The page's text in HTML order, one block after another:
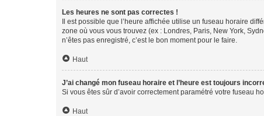
Les heures ne sont pas correctes !
Il est possible que l’heure affichée utilise un fuseau horaire
zone où vous vous trouvez (ex : Londres, Paris, New York,
n’êtes pas enregistré, c’est le bon moment pour le faire.
Haut
J’ai changé mon fuseau horaire et l’heure est toujours
Si vous êtes sûr d’avoir correctement paramétré votre fuseau
Haut